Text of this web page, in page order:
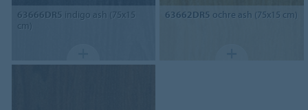
63666DR5 indigo ash (75x15
cm)
63662DR5 ochre ash (75x15 cm)